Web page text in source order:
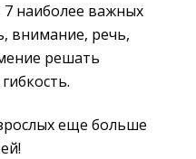
наиболее важных
внимание, речь,
решать
еще больше